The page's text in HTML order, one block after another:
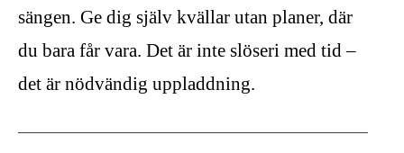
sängen. Ge dig själv kvällar utan planer, där
du bara får vara. Det är inte slöseri med tid –
det är nödvändig uppladdning.